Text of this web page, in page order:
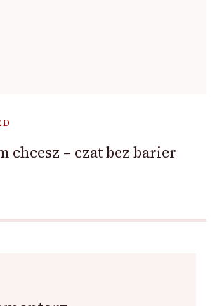
chcesz – czat bez barier